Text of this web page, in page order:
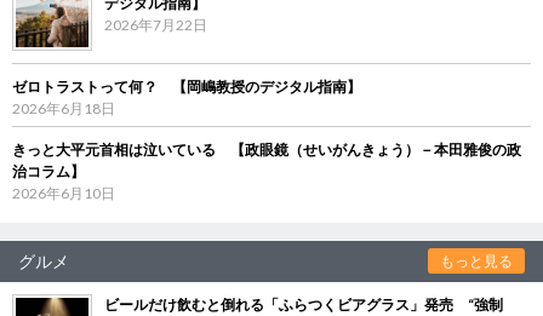
2026年7月22日
ゼロトラストって何？ 【岡嶋教授のデジタル指南】
2026年6月18日
きっと大平元首相は泣いている 【政眼鏡（せいがんきょう）－本田雅俊の政
治コラム】
2026年6月10日
グルメ もっと見る
ビールだけ飲むと倒れる「ふらつくビアグラス」発売 “強制